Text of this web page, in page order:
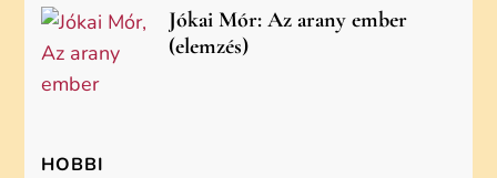
Jókai Mór: Az arany ember
(elemzés)
HOBBI